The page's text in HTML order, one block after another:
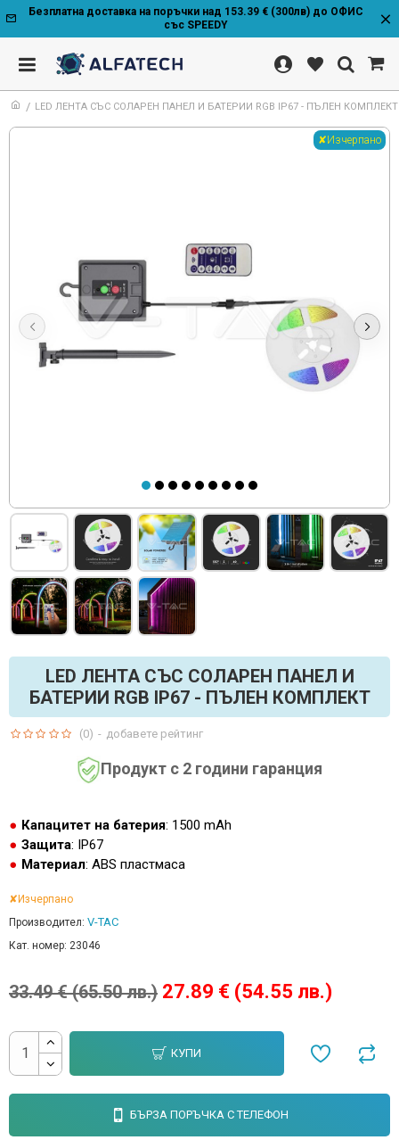
Безплатна доставка на поръчки над 153.39 € (300лв) до ОФИС
със SPEEDY
LED ЛЕНТА СЪС СОЛАРЕН ПАНЕЛ И БАТЕРИИ RGB IP67 - ПЪЛЕН КОМПЛЕКТ
✘Изчерпано
LED ЛЕНТА СЪС СОЛАРЕН ПАНЕЛ И
БАТЕРИИ RGB IP67 - ПЪЛЕН КОМПЛЕКТ
Продукт с 2 години гаранция
Капацитет на батерия: 1500 mAh
Защита: IP67
Материал: ABS пластмаса
✘Изчерпано
Производител: V-TAC
Кат. номер: 23046
(0) - добавете рейтинг
27.89 € (54.55 лв.)
33.49 € (65.50 лв.)
КУПИ
БЪРЗА ПОРЪЧКА С ТЕЛЕФОН